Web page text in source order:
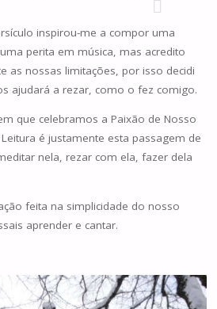
inspirou-me a compor uma
perita em música, mas acredito
as nossas limitações, por isso decidi
ajudará a rezar, como o fez comigo.
que celebramos a Paixão de Nosso
é justamente esta passagem de
nela, rezar com ela, fazer dela
feita na simplicidade do nosso
aprender e cantar.